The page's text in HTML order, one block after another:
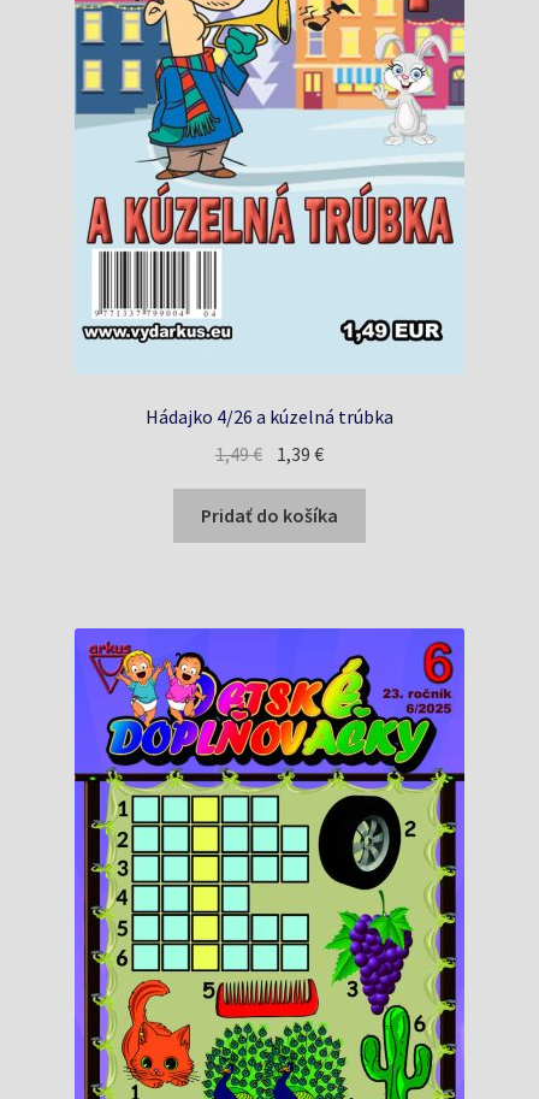
Hádajko 4/26 a kúzelná trúbka
1,49€ Pôvodná
bola:
1,49 €.
1,39€Aktuálna
je:
1,39 €.
Pridať do košíka